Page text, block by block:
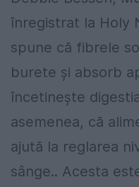
înregistrat la Holy
spune că fibrele
burete și absorb
încetinește
asemenea, că
ajută la reglarea
sânge.. Acesta